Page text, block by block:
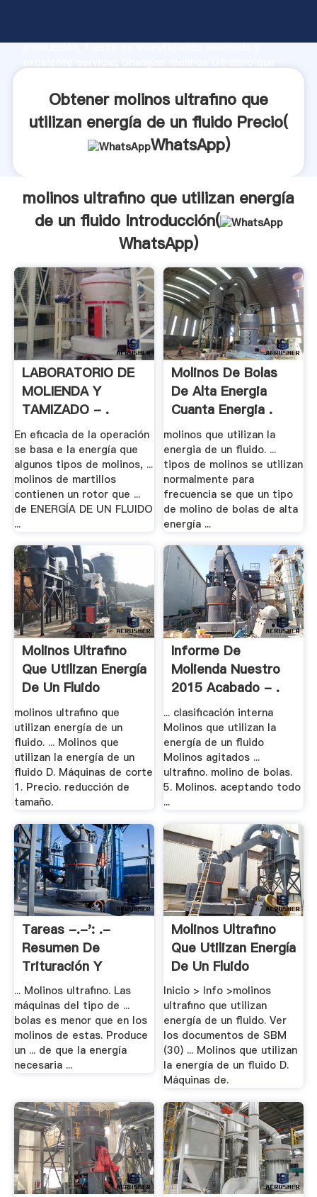
producción, fuerza de investigación avanzada y
aporta valores a todos los clientes.
Obtener molinos ultrafino que
utilizan energía de un fluido Precio(
WhatsApp)
molinos ultrafino que utilizan energía
de un fluido Introducción(
WhatsApp)
LABORATORIO DE
MOLIENDA Y
TAMIZADO - .
En eficacia de la operación
se basa e la energía que
algunos tipos de molinos, ...
molinos de martillos
contienen un rotor que ...
de ENERGÍA DE UN FLUIDO
...
Molinos De Bolas
De Alta Energia
Cuanta Energia .
molinos que utilizan la
energia de un fluido. ...
tipos de molinos se utilizan
normalmente para
frecuencia se que un tipo
de molino de bolas de alta
energía ...
Molinos Ultrafino
Que Utilizan Energía
De Un Fluido
molinos ultrafino que
utilizan energía de un
fluido. ... Molinos que
utilizan la energía de un
fluido D. Máquinas de corte
1. Precio. reducción de
tamaño.
Informe De
Molienda Nuestro
2015 Acabado - .
... clasificación interna
Molinos que utilizan la
energía de un fluido
Molinos agitados ...
ultrafino. molino de bolas.
5. Molinos. aceptando todo
...
Tareas -.-': .-
Resumen De
Trituración Y
Molienda: .
... Molinos ultrafino. Las
máquinas del tipo de ...
bolas es menor que en los
molinos de estas. Produce
un ... de que la energía
necesaria ...
Molinos Ultrafino
Que Utilizan Energía
De Un Fluido
Inicio > Info >molinos
ultrafino que utilizan
energía de un fluido. Ver
los documentos de SBM
(30) ... Molinos que utilizan
la energía de un fluido D.
Máquinas de.